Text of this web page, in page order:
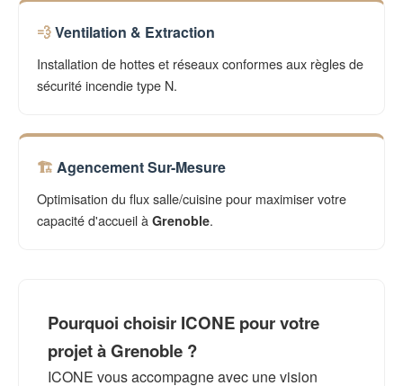
Ventilation & Extraction
Installation de hottes et réseaux conformes aux règles de
sécurité incendie type N.
Agencement Sur-Mesure
Optimisation du flux salle/cuisine pour maximiser votre
capacité d'accueil à Grenoble.
Pourquoi choisir ICONE pour votre
projet à Grenoble ?
ICONE vous accompagne avec une vision